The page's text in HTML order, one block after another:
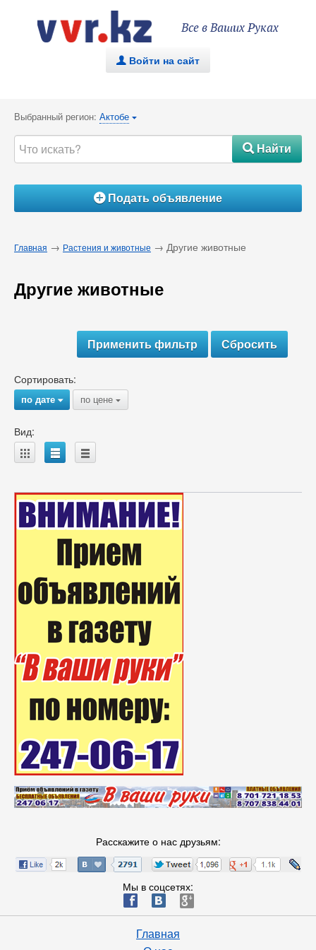
Все в Ваших Руках
. Войти на сайт
Выбранный регион: Актобе {
#Найти
ÁПодать объявление
Главная → Растения и животные → Другие животные
Другие животные
Сортировать:
по дате{ по цене {
Вид:
A B C
Расскажите о нас друзьям:
Мы в соцсетях:
ä æ è
Главная